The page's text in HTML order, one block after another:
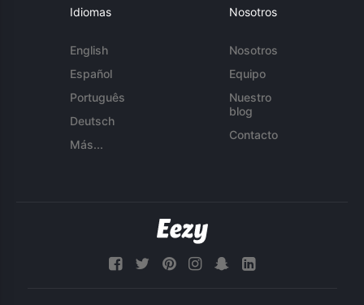
Idiomas
English
Español
Português
Deutsch
Más...
Nosotros
Nosotros
Equipo
Nuestro
blog
Contacto